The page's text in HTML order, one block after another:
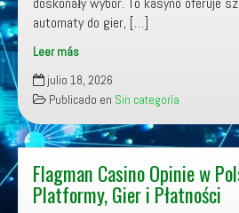
doskonały wybór. To kasyno oferuje
automaty do gier, […]
Lemon
Casino
–
Online
Recenzje
julio 18, 2026
Sin categoría
Flagman Casino Opinie w
Platformy, Gier i Płatności